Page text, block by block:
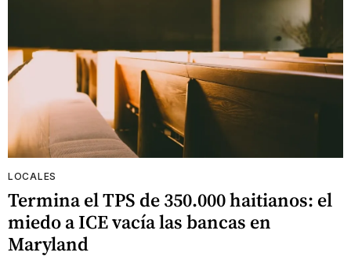
LOCALES
Termina el TPS de 350.000 haitianos: el
miedo a ICE vacía las bancas en
Maryland